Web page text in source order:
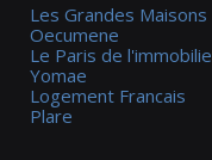
Les Grandes Maisons
Oecumene
Le Paris de
Yomae
Logement Francais
Plare